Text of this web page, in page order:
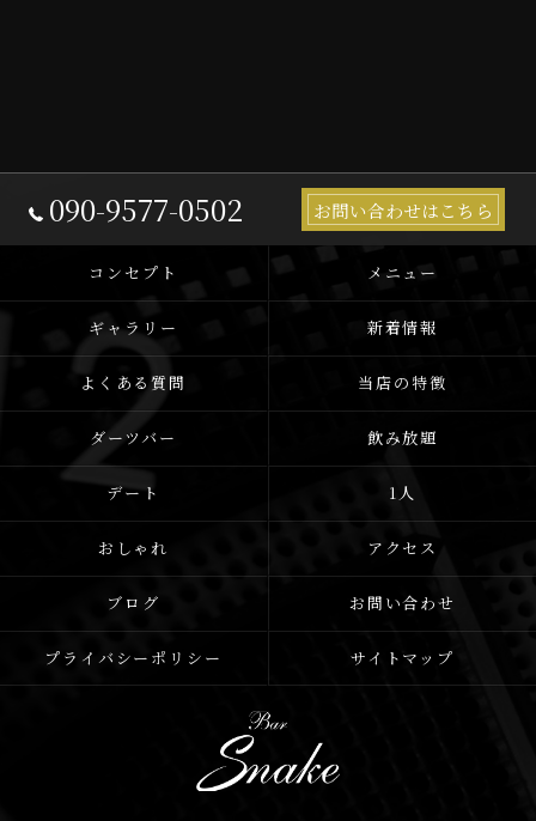
090-9577-0502 お問い合わせはこちら
コンセプト メニュー
ギャラリー 新着情報
よくある質問 当店の特徴
ダーツバー 飲み放題
デート 1人
おしゃれ アクセス
ブログ お問い合わせ
プライバシーポリシー サイトマップ